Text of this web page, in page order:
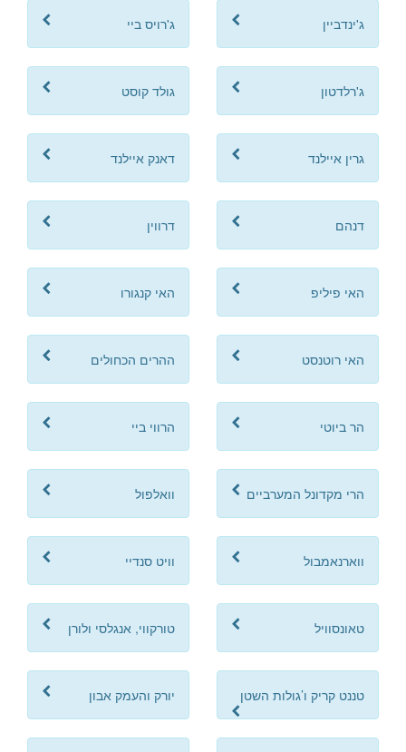
ג'ינדביין ג'רויס ביי
ג'רלדטון גולד קוסט
גרין איילנד דאנק איילנד
דנהם דרווין
האי פיליפ האי קנגורו
האי רוטנסט ההרים הכחולים
הר ביוטי הרווי ביי
הרי מקדונל המערביים וואלפול
ווארנאמבול וויט סנדיי
טאונסוויל טורקווי, אנגלסי ולורן
טננט קריק ו’גולות השטן יורק והעמק אבון